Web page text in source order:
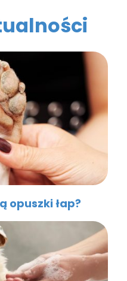
opuszki łap?